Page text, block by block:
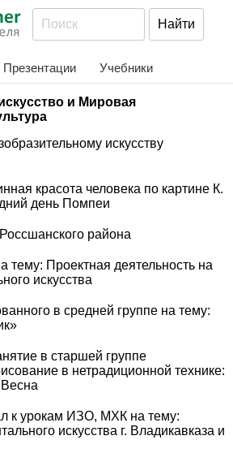
Презентации Учебники
и Мировая
искусству
красота человека по картине К.
день Помпеи
района
Проектная деятельность на
искусства
в средней группе на тему:
в старшей группе
в нетрадиционной технике:
к урокам ИЗО, МХК на тему:
искусства г. Владикавказа и